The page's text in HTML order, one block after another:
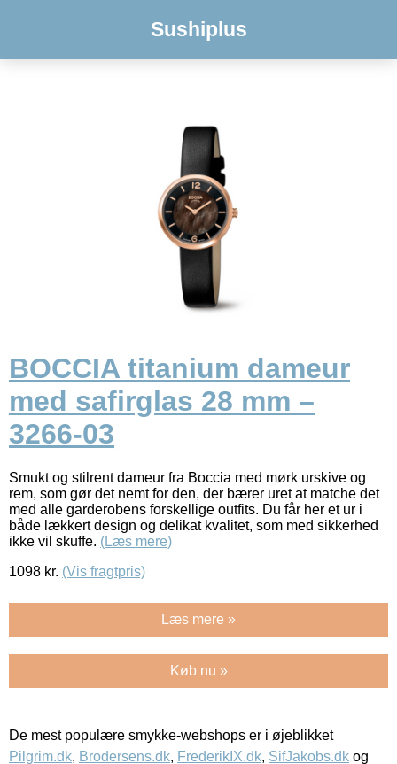
Sushiplus
BOCCIA titanium dameur
med safirglas 28 mm –
3266-03
Smukt og stilrent dameur fra Boccia med mørk urskive og
rem, som gør det nemt for den, der bærer uret at matche det
med alle garderobens forskellige outfits. Du får her et ur i
både lækkert design og delikat kvalitet, som med sikkerhed
ikke vil skuffe. (Læs mere)
1098 kr. (Vis fragtpris)
Læs mere »
Køb nu »
De mest populære smykke-webshops er i øjeblikket
Pilgrim.dk, Brodersens.dk, FrederikIX.dk, SifJakobs.dk og